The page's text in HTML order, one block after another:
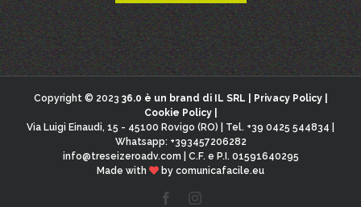
Copyright © 2023 36.0 è un brand di IL SRL | Privacy Policy|
Cookie Policy|
Via Luigi Einaudi, 15 - 45100 Rovigo (RO) | Tel. +39 0425 544834 |
Whatsapp: +393457206282
info@treseizeroadv.com | C.F. e P.I. 01591640295
Made with
by comunicafacile.eu
FacebookInstagram